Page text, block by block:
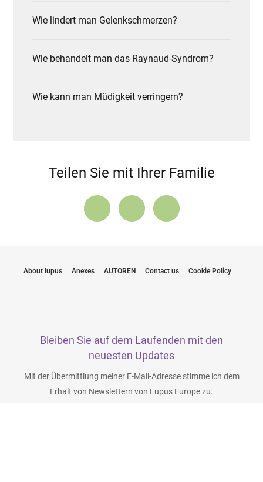
Wie lindert man Gelenkschmerzen?
Wie behandelt man das Raynaud-Syndrom?
Wie kann man Müdigkeit verringern?
Teilen Sie mit Ihrer Familie
About lupus Anexes AUTOREN Contact us Cookie Policy
Bleiben Sie auf dem Laufenden mit den
neuesten Updates
Mit der Übermittlung meiner E-Mail-Adresse stimme ich dem
Erhalt von Newslettern von Lupus Europe zu.